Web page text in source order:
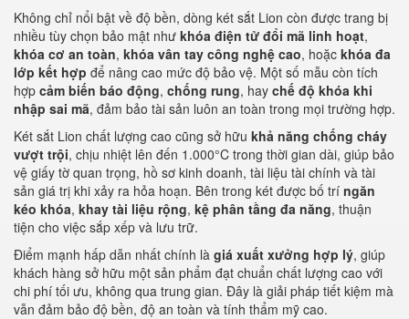
Không chỉ nổi bật về độ bền, dòng két sắt Lion còn được trang bị
nhiều tùy chọn bảo mật như khóa điện tử đổi mã linh hoạt,
khóa cơ an toàn, khóa vân tay công nghệ cao, hoặc khóa đa
lớp kết hợp để nâng cao mức độ bảo vệ. Một số mẫu còn tích
hợp cảm biến báo động, chống rung, hay chế độ khóa khi
nhập sai mã, đảm bảo tài sản luôn an toàn trong mọi trường hợp.
Két sắt Lion chất lượng cao cũng sở hữu khả năng chống cháy
vượt trội, chịu nhiệt lên đến 1.000°C trong thời gian dài, giúp bảo
vệ giấy tờ quan trọng, hồ sơ kinh doanh, tài liệu tài chính và tài
sản giá trị khi xảy ra hỏa hoạn. Bên trong két được bố trí ngăn
kéo khóa, khay tài liệu rộng, kệ phân tầng đa năng, thuận
tiện cho việc sắp xếp và lưu trữ.
Điểm mạnh hấp dẫn nhất chính là giá xuất xưởng hợp lý, giúp
khách hàng sở hữu một sản phẩm đạt chuẩn chất lượng cao với
chi phí tối ưu, không qua trung gian. Đây là giải pháp tiết kiệm mà
vẫn đảm bảo độ bền, độ an toàn và tính thẩm mỹ cao.